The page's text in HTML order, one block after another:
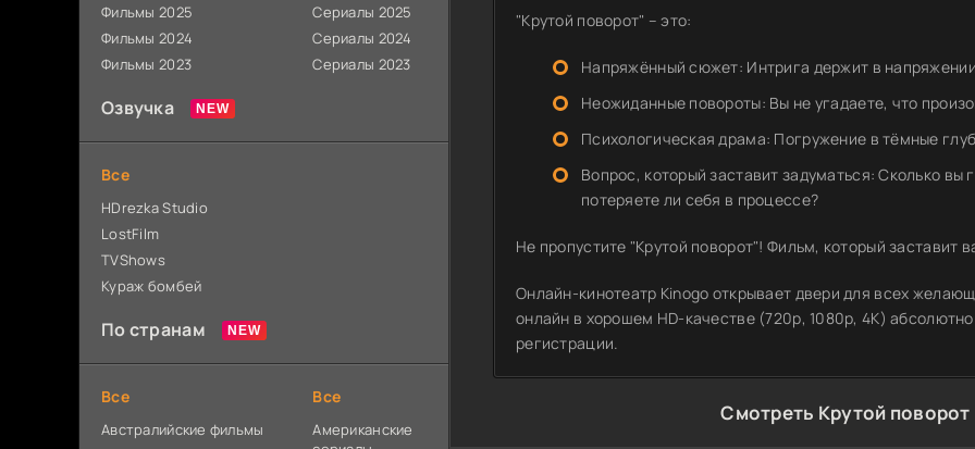
"Крутой поворот" – это:
Напряжённый сюжет: Интрига держит в
Неожиданные повороты: Вы не угадаете, что
Психологическая драма: Погружение в тёмные
Вопрос, который заставит задуматься: Сколько вы
потеряете ли себя в процессе?
Не пропустите "Крутой поворот"! Фильм, который заставит
Онлайн-кинотеатр Kinogo открывает двери для всех
онлайн в хорошем HD-качестве (720p, 1080p, 4K)
регистрации.
Смотреть Крутой
Фильмы 2025
Фильмы 2024
Фильмы 2023
Сериалы 2025
Сериалы 2024
Сериалы 2023
Озвучка
Все
HDrezka Studio
LostFilm
TVShows
Кураж бомбей
По странам
Все
Австралийские фильмы
Все
Американские